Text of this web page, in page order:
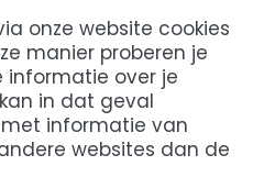
onze website cookies
manier proberen je
informatie over je
in dat geval
informatie van
websites dan de